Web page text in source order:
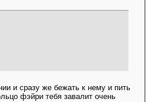
и сразу же бежать к нему и пить
фэйри тебя завалит очень